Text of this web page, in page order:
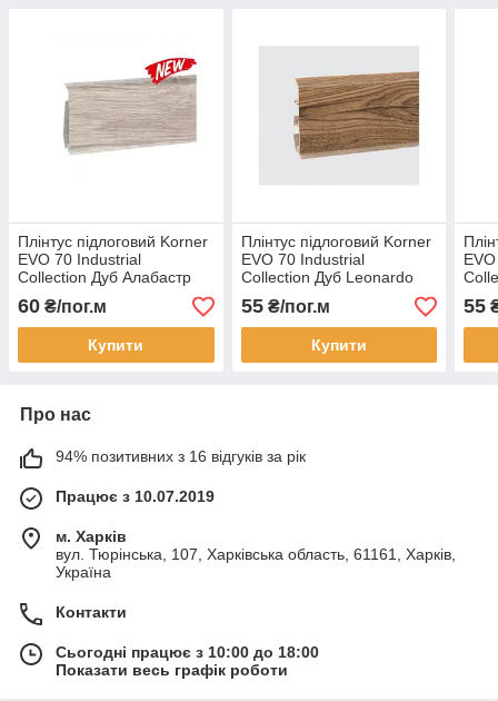
Плінтус підлоговий Korner
EVO 70 Industrial
Collection Дуб Алабастр
25-71-0-024E
60 ₴/пог.м
Купити
Плінтус підлоговий Korner
EVO 70 Industrial
Collection Дуб Leonardo
25-70-0-007
55₴/пог.м
Купити
71-
55
Про нас
94% позитивних з 16 відгуків за рік
Працює з 10.07.2019
м. Харків
вул. Тюрінська, 107, Харківська область, 61161, Харків,
Україна
Контакти
Сьогодні працює з 10:00 до 18:00
Показати весь графік роботи